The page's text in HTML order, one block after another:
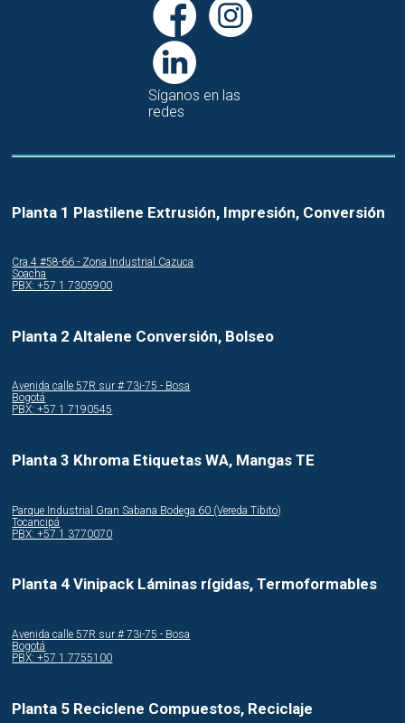
Síganos en las
redes
Planta 1 Plastilene Extrusión, Impresión, Conversión
Cra.4 #58-66 - Zona Industrial Cazuca
Soacha
PBX: +57 1 7305900
Planta 2 Altalene Conversión, Bolseo
Avenida calle 57R sur # 73i-75 - Bosa
Bogotá
PBX: +57 1 7190545
Planta 3 Khroma Etiquetas WA, Mangas TE
Parque Industrial Gran Sabana Bodega 60 (Vereda Tibito)
Tocancipá
PBX: +57 1 3770070
Planta 4 Vinipack Láminas rígidas, Termoformables
Avenida calle 57R sur # 73i-75 - Bosa
Bogotá
PBX: +57 1 7755100
Planta 5 Reciclene Compuestos, Reciclaje